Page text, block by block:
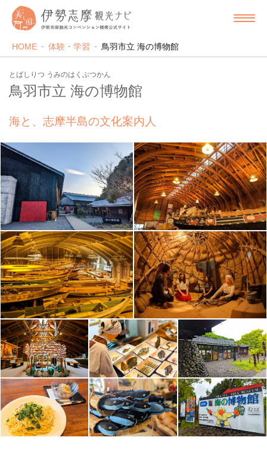
HOME 体験・学習 鳥羽市立 海の博物館
とばしりつ うみのはくぶつかん
鳥羽市立 海の博物館
海と、志摩半島の文化案内人